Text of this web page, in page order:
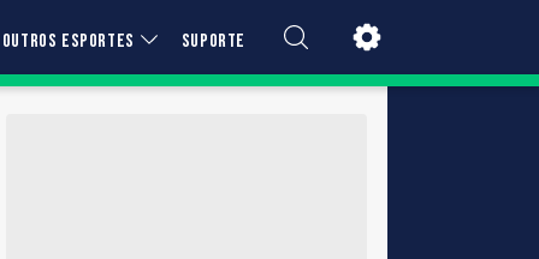
OUTROS ESPORTES SUPORTE